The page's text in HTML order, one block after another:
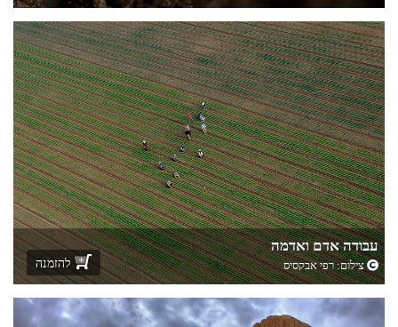
עבודה אדם ואדמה
צילום:רפי אבקסיס להזמנה